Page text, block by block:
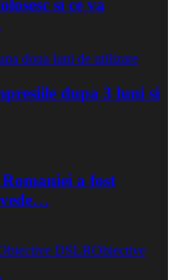
si ce va
dupa 3 luni si
a fost
DSLRObiective